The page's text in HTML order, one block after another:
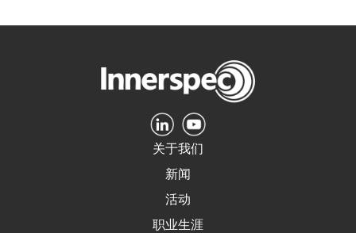
关于我们
新闻
活动
职业生涯